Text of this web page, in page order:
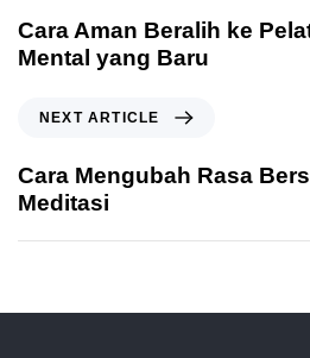
Cara Aman Beralih ke
Mental yang Baru
NEXT ARTICLE
Cara Mengubah Rasa
Meditasi